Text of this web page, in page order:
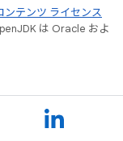
ンテンツ ライセンス
は Oracle およ